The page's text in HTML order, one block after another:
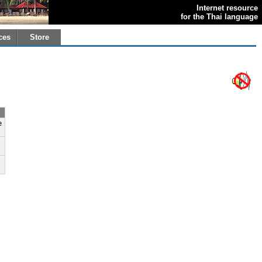
Internet resource
for the Thai language
Store